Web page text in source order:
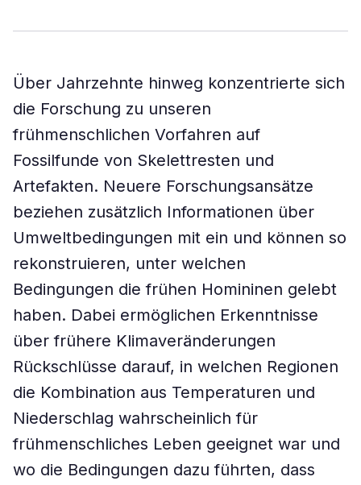
Über Jahrzehnte hinweg konzentrierte sich
die Forschung zu unseren
frühmenschlichen Vorfahren auf
Fossilfunde von Skelettresten und
Artefakten. Neuere Forschungsansätze
beziehen zusätzlich Informationen über
Umweltbedingungen mit ein und können so
rekonstruieren, unter welchen
Bedingungen die frühen Homininen gelebt
haben. Dabei ermöglichen Erkenntnisse
über frühere Klimaveränderungen
Rückschlüsse darauf, in welchen Regionen
die Kombination aus Temperaturen und
Niederschlag wahrscheinlich für
frühmenschliches Leben geeignet war und
wo die Bedingungen dazu führten, dass